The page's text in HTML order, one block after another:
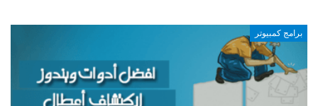
برامج كمبيوتر